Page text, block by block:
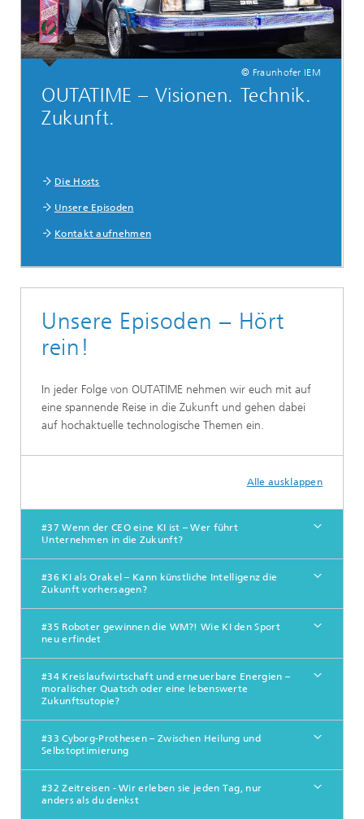
© Fraunhofer IEM
OUTATIME – Visionen. Technik.
Zukunft.
Die Hosts
Unsere Episoden
Kontakt aufnehmen
Unsere Episoden – Hört
rein!
In jeder Folge von OUTATIME nehmen wir euch mit auf
eine spannende Reise in die Zukunft und gehen dabei
auf hochaktuelle technologische Themen ein.
Alle ausklappen
#37 Wenn der CEO eine KI ist – Wer führt
Unternehmen in die Zukunft?
#36 KI als Orakel – Kann künstliche Intelligenz die
Zukunft vorhersagen?
#35 Roboter gewinnen die WM?! Wie KI den Sport
neu erfindet
#34 Kreislaufwirtschaft und erneuerbare Energien –
moralischer Quatsch oder eine lebenswerte
Zukunftsutopie?
#33 Cyborg-Prothesen – Zwischen Heilung und
Selbstoptimierung
#32 Zeitreisen - Wir erleben sie jeden Tag, nur
anders als du denkst